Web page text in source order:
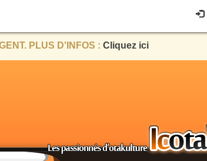
PLUS D'INFOS : Cliquez ici